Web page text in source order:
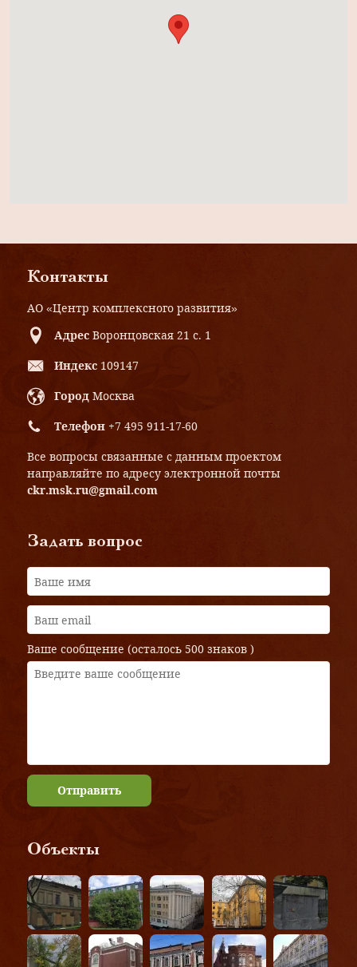
Контакты
АО «Центр комплексного развития»
Адрес Воронцовская 21 с. 1
Индекс 109147
Город Москва
Телефон +7 495 911-17-60
Все вопросы связанные с данным проектом
направляйте по адресу электронной почты
ckr.msk.ru@gmail.com
Задать вопрос
Ваше сообщение (осталось 500 знаков )
Отправить
Объекты